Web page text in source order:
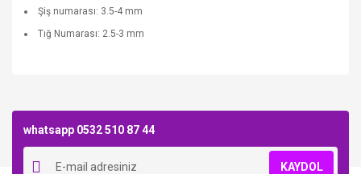
Şiş numarası: 3.5-4 mm
Tığ Numarası: 2.5-3 mm
whatsapp 0532 510 87 44
KAYDOL